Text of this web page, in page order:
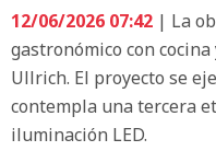
12/06/2026 07:42 | La
gastronómico con
Ullrich. El proyecto se
contempla una tercera
iluminación LED.